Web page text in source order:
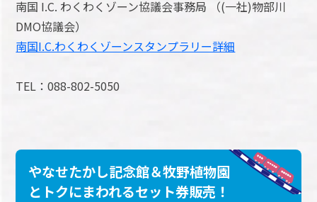
南国 I.C. わくわくゾーン協議会事務局 （(一社)物部川
DMO協議会）
南国I.C.わくわくゾーンスタンプラリー詳細
TEL：088-802-5050
やなせたかし記念館＆牧野植物園
とトクにまわれるセット券販売！